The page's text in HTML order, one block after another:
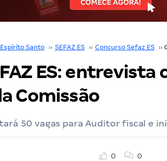
Espírito Santo ›› SEFAZ ES ›› Concurso Sefaz ES ››
ES: entrevista
Comissão
50 vagas para Auditor fiscal e
0 0